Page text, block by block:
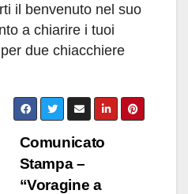
il benvenuto nel suo
a chiarire i tuoi
due chiacchiere
Comunicato
Stampa –
“Voragine a